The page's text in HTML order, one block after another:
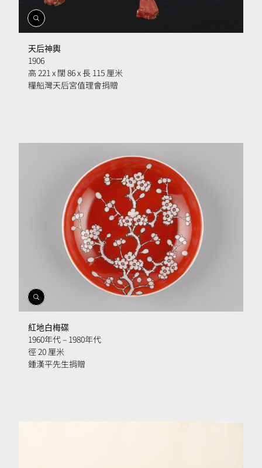
開
啟
相
簿
天后神輿
1906
高 221 x 闊 86 x 長 115 厘米
糧船灣天后宮值理會捐贈
開
啟
相
簿
紅地白梅碟
1960年代– 1980年代
徑 20 厘米
鍾漢平先生捐贈